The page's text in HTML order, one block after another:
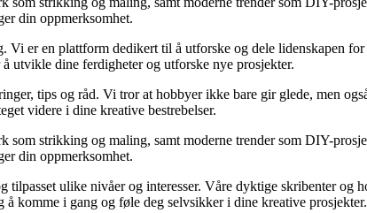
din oppmerksomhet.
er en plattform dedikert til å utforske og dele lidenskapen
utvikle dine ferdigheter og utforske nye prosjekter.
tips og råd. Vi tror at hobbyer ikke bare gir glede, men
videre i dine kreative bestrebelser.
som strikking og maling, samt moderne trender som DIY-
din oppmerksomhet.
ulike nivåer og interesser. Våre dyktige skribenter og
komme i gang og føle deg selvsikker i dine kreative prosjekter.